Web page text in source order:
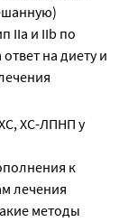
IIa и IIb по
на диету и
ХС-ЛПНП у
к
лечения
методы